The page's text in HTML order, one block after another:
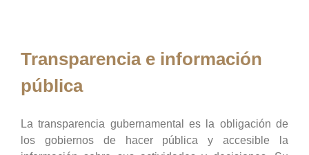
Transparencia e información
pública
La transparencia gubernamental es la obligación de
los gobiernos de hacer pública y accesible la